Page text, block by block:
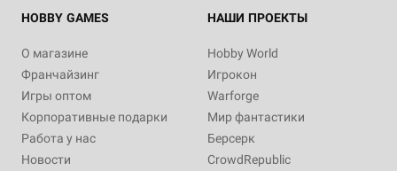
HOBBY GAMES
О магазине
Франчайзинг
Игры оптом
Корпоративные подарки
Работа у нас
Новости
НАШИ ПРОЕКТЫ
Hobby World
Игрокон
Warforge
Мир фантастики
Берсерк
CrowdRepublic